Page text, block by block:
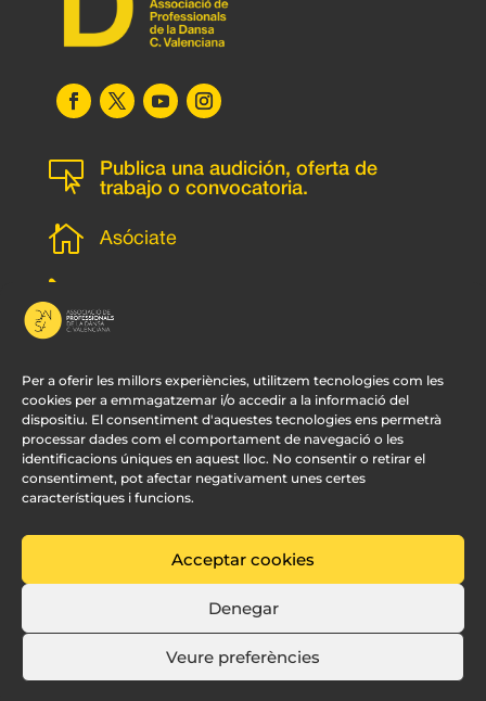
Per a oferir les millors experiències, utilitzem tecnologies com les
cookies per a emmagatzemar i/o accedir a la informació del
dispositiu. El consentiment d'aquestes tecnologies ens permetrà
processar dades com el comportament de navegació o les
identificacions úniques en aquest lloc. No consentir o retirar el
consentiment, pot afectar negativament unes certes
característiques i funcions.
Acceptar cookies
Denegar
Veure preferències

Publica una audición, oferta de
trabajo o convocatoria.
 Asóciate
l
Diseño Web Valencia:Innobing